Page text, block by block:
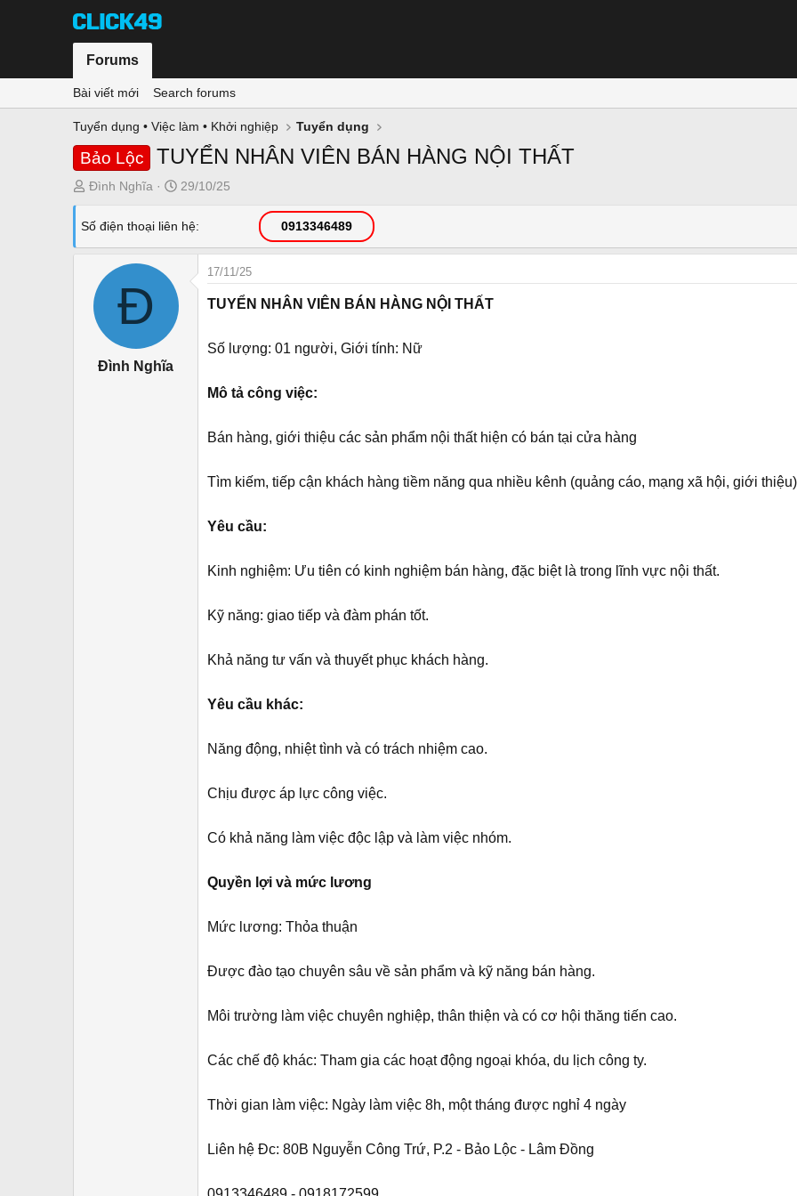
Forums
Bài viết mới Search forums
Tuyển dụng • Việc làm • Khởi nghiệp Tuyển dụng
Bảo Lộc TUYỂN NHÂN VIÊN BÁN HÀNG NỘI THẤT
T
r
s
Đình Nghĩa
N
à
29/10/25
Số điện thoại liên hệ 0913346489
Đ
Đình Nghĩa
17/11/25
TUYỂN NHÂN VIÊN BÁN HÀNG NỘI THẤT
Số lượng: 01 người, Giới tính: Nữ
Mô tả công việc:
Bán hàng, giới thiệu các sản phẩm nội thất hiện có bán tại cửa hàng
Tìm kiếm, tiếp cận khách hàng tiềm năng qua nhiều kênh (quảng cáo, mạng xã hội, giới
Yêu cầu:
Kinh nghiệm: Ưu tiên có kinh nghiệm bán hàng, đặc biệt là trong lĩnh vực nội thất.
Kỹ năng: giao tiếp và đàm phán tốt.
Khả năng tư vấn và thuyết phục khách hàng.
Yêu cầu khác:
Năng động, nhiệt tình và có trách nhiệm cao.
Chịu được áp lực công việc.
Có khả năng làm việc độc lập và làm việc nhóm.
Quyền lợi và mức lương
Mức lương: Thỏa thuận
Được đào tạo chuyên sâu về sản phẩm và kỹ năng bán hàng.
Môi trường làm việc chuyên nghiệp, thân thiện và có cơ hội thăng tiến cao.
Các chế độ khác: Tham gia các hoạt động ngoại khóa, du lịch công ty.
Thời gian làm việc: Ngày làm việc 8h, một tháng được nghỉ 4 ngày
Liên hệ Đc: 80B Nguyễn Công Trứ, P.2 - Bảo Lộc - Lâm Đồng